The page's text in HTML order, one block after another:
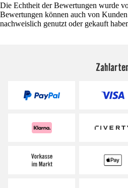
Die Echtheit der Bewertungen wurde
Bewertungen können auch von
nachweislich genutzt oder gekauft